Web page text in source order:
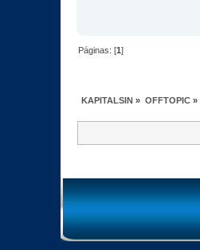
Páginas: [1]
KAPITALSIN » OFFTOPIC»